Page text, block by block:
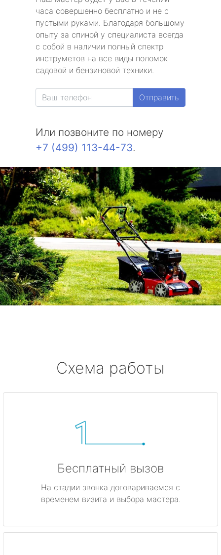
часа совершенно бесплатно и не с
пустыми руками. Благодаря большому
опыту за спиной у специалиста всегда
с собой в наличии полный спектр
инструметов на все виды поломок
садовой и бензиновой техники.
Отправить
Или позвоните по номеру
+7 (499) 113-44-73.
Схема работы
Бесплатный вызов
На стадии звонка договариваемся с
временем визита и выбора мастера.